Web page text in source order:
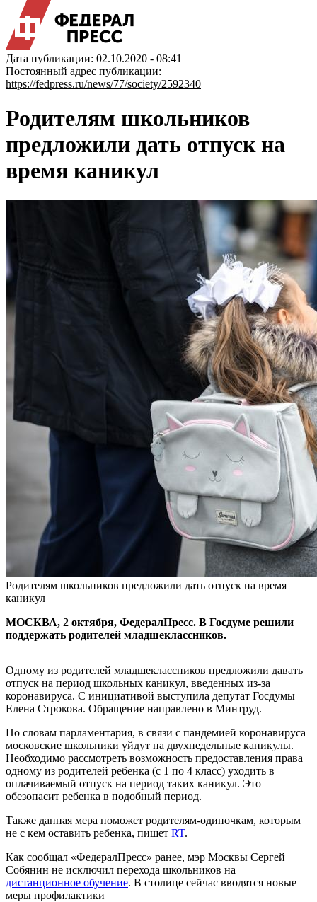
Дата публикации: 02.10.2020 - 08:41
Постоянный адрес публикации:
https://fedpress.ru/news/77/society/2592340
Родителям школьников
предложили дать отпуск на
время каникул
Родителям школьников предложили дать отпуск на время
каникул
МОСКВА, 2 октября, ФедералПресс. В Госдуме решили
поддержать родителей младшеклассников.
Одному из родителей младшеклассников предложили давать
отпуск на период школьных каникул, введенных из-за
коронавируса. С инициативой выступила депутат Госдумы
Елена Строкова. Обращение направлено в Минтруд.
По словам парламентария, в связи с пандемией коронавируса
московские школьники уйдут на двухнедельные каникулы.
Необходимо рассмотреть возможность предоставления права
одному из родителей ребенка (с 1 по 4 класс) уходить в
оплачиваемый отпуск на период таких каникул. Это
обезопасит ребенка в подобный период.
Также данная мера поможет родителям-одиночкам, которым
не с кем оставить ребенка, пишет RT.
Как сообщал «ФедералПресс» ранее, мэр Москвы Сергей
Собянин не исключил перехода школьников на
дистанционное обучение. В столице сейчас вводятся новые
меры профилактики